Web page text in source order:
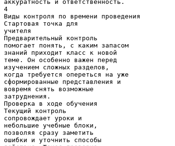
аккуратность и ответственность.
4
Виды контроля по времени проведения
Стартовая точка для
учителя
Предварительный контроль
помогает понять, с каким запасом
знаний приходит класс к новой
теме. Он особенно важен перед
изучением сложных разделов,
когда требуется опереться на уже
сформированные представления и
вовремя снять возможные
затруднения.
Проверка в ходе обучения
Текущий контроль
сопровождает уроки и
небольшие учебные блоки,
позволяя сразу заметить
ошибки и уточнить способы